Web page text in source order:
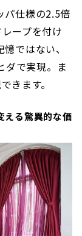
パ仕様の2.5倍
ープを付け
ではない、
ダで実現。ま
きます。
える驚異的な価